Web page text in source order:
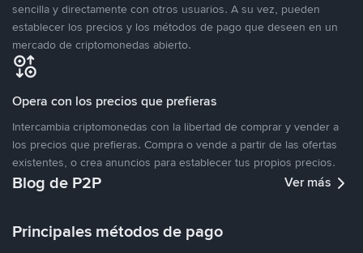
sencilla y directamente con otros usuarios. A su vez, pueden
establecer los precios y los métodos de pago que deseen en un
mercado de criptomonedas abierto.
Opera con los precios que prefieras
Intercambia criptomonedas con la libertad de comprar y vender a
los precios que prefieras. Compra o vende a partir de las ofertas
existentes, o crea anuncios para establecer tus propios precios.
Blog de P2P Ver más
Principales métodos de pago